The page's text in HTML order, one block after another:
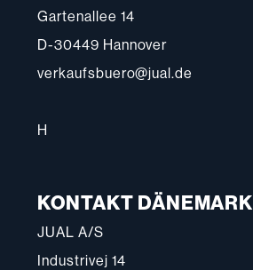
Gartenallee 14
D-30449 Hannover
verkaufsbuero@jual.de
H
KONTAKT DÄNEMARK
JUAL A/S
Industrivej 14